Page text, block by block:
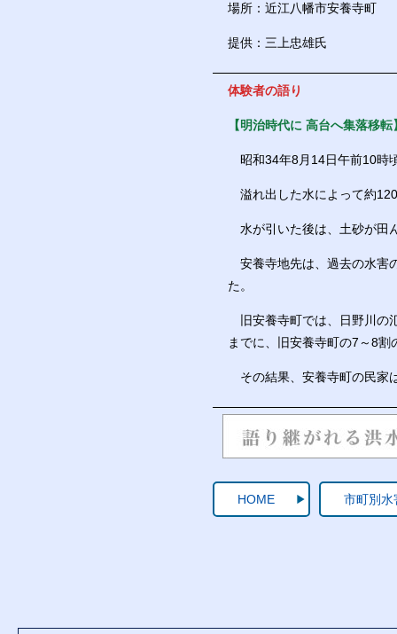
場所：近江八幡市安養寺町
提供：三上忠雄氏
体験者の語り
【明治時代に 高台へ集落移転
昭和34年8月14日午前10時
溢れ出した水によって約
水が引いた後は、土砂が田
安養寺地先は、過去の水害
た。
旧安養寺町では、日野川の
までに、旧安養寺町の7～8
その結果、安養寺町の民家
HOME 市町別水